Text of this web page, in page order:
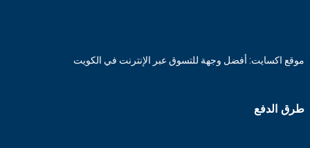
موقع اكسايت: أفضل وجهة للتسوق عبر الإنترنت في الكويت
طرق الدفع